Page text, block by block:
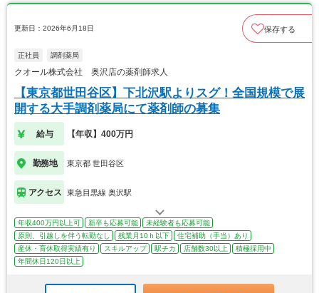
更新日：2026年6月18日 保存する
正社員 調剤薬局
クオール株式会社 奥沢店の薬剤師求人
【東京都世田谷区】下北沢駅よりスグ！全国規模で展
開する大手調剤薬局にて薬剤師の募集
給与 【年収】400万円
勤務地 東京都 世田谷区
アクセス 東急目黒線 奥沢駅
年収400万円以上可 新卒も応募可能
未経験者も応募可能
原則、引越しを伴う転勤なし
残業月10ｈ以下
住宅補助（手当）あり
産休・育休取得実績有り
スキルアップ 駅チカ 店舗数30以上
積極採用中
年間休日120日以上